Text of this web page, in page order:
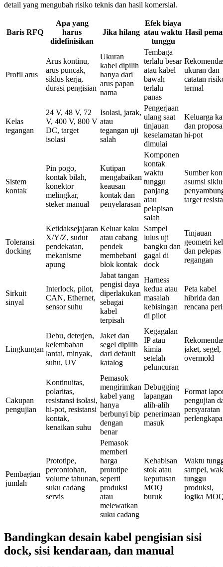
detail yang mengubah risiko teknis dan hasil komersial.
Baris RFQ
Apa yang
harus
didefinisikan
Jika hilang
Efek biaya
atau waktu
tunggu
Hasil
Profil arus
Arus kontinu,
arus puncak,
siklus kerja,
durasi pengisian
Ukuran
kabel dipilih
hanya dari
arus papan
nama
Tembaga
terlalu besar
atau kabel
bawah
terlalu
panas
ukuran dan
catatan
termal
Kelas
tegangan
24 V, 48 V, 72
V, 400 V, 800 V
DC, target
isolasi
Isolasi, jarak,
atau
tegangan uji
salah
Pengerjaan
ulang saat
tinjauan
keselamatan
dimulai
Keluarga
dan
hi-pot
Sistem
kontak
Pin pogo,
kontak bilah,
konektor
melingkar,
steker manual
Kutipan
mengabaikan
keausan
kontak dan
penyelarasan
Komponen
kontak
waktu
tunggu
panjang
atau
pelapisan
salah
Sumber
asumsi
target
Toleransi
docking
Ketidaksejajaran
X/Y/Z, sudut
pendekatan,
mekanisme
apung
Keluar kaku
atau cabang
pendek
membebani
blok kontak
Sampel
lulus uji
bangku dan
gagal di
dock
Tinjauan
geometri
dan pelepas
regangan
Sirkuit
sinyal
Interlock, pilot,
CAN, Ethernet,
sensor suhu
Jabat tangan
pengisi daya
diperlakukan
sebagai
kabel
terpisah
Harness
kedua atau
masalah
kebisingan
di pilot
Peta kabel
hibrida dan
rencana
Lingkungan
Debu, deterjen,
kelembaban
lantai, minyak,
suhu, UV
Jaket dan
segel dipilih
dari default
katalog
Kegagalan
IP atau
kimia
setelah
peluncuran
jaket, segel,
overmold
Cakupan
pengujian
Kontinuitas,
polaritas,
resistansi isolasi,
hi-pot, resistansi
kontak,
kenaikan suhu
Pemasok
mengirimkan
kabel yang
hanya
berbunyi bip
dengan
benar
Debugging
lapangan
alih-alih
penerimaan
masuk
Format
pengujian
persyaratan
Pembagian
jumlah
Prototipe,
percontohan,
volume tahunan,
suku cadang
servis
Pemasok
memberi
harga
prototipe
seperti
produksi
atau
melewatkan
suku cadang
Kehabisan
stok atau
keputusan
MOQ
buruk
Waktu
sampel,
tunggu
produksi,
logika
Bandingkan desain kabel pengisian sisi
dock, sisi kendaraan, dan manual